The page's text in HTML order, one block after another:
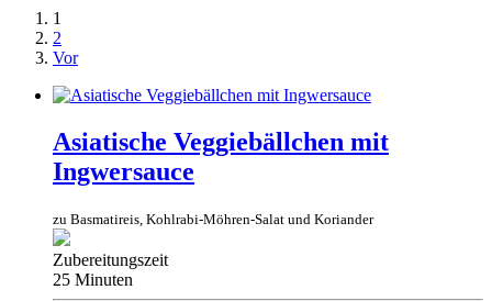
1
2
Vor
Asiatische Veggiebällchen mit
Ingwersauce
zu Basmatireis, Kohlrabi-Möhren-Salat und Koriander
Zubereitungszeit
25 Minuten